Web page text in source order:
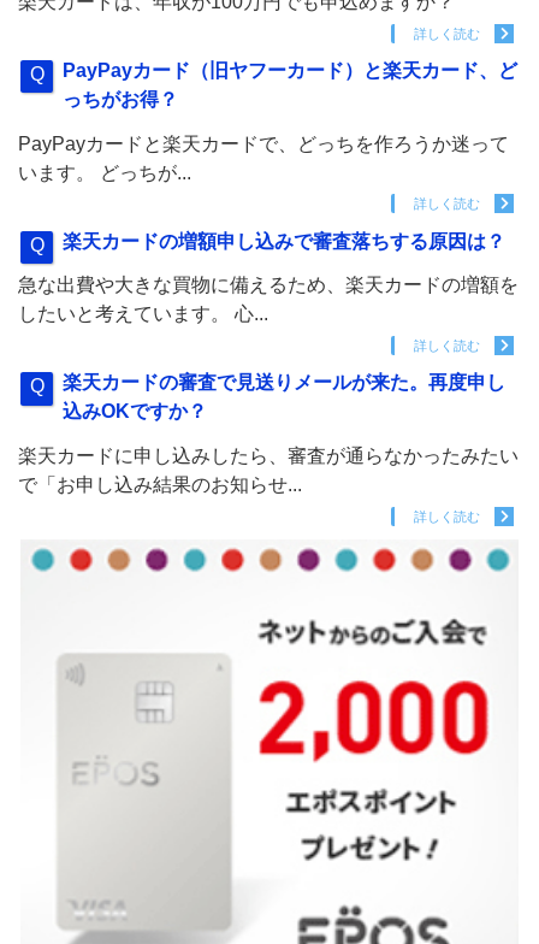
詳しく読む
PayPayカード（旧ヤフーカード）と楽天カード、ど
っちがお得？
PayPayカードと楽天カードで、どっちを作ろうか迷って
います。 どっちが...
詳しく読む
楽天カードの増額申し込みで審査落ちする原因は？
急な出費や大きな買物に備えるため、楽天カードの増額を
したいと考えています。 心...
詳しく読む
楽天カードの審査で見送りメールが来た。再度申し
込みOKですか？
楽天カードに申し込みしたら、審査が通らなかったみたい
で「お申し込み結果のお知らせ...
詳しく読む